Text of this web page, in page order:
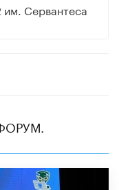
им. Сервантеса